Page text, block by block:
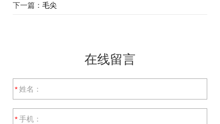
下一篇： 毛尖
在线留言
*
*